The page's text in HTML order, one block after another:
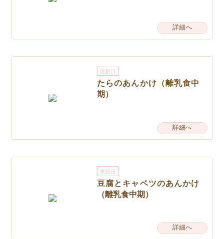
詳細へ
更新日
たらのあんかけ（離乳食中
期）
詳細へ
更新日
豆腐とキャベツのあんかけ
（離乳食中期）
詳細へ